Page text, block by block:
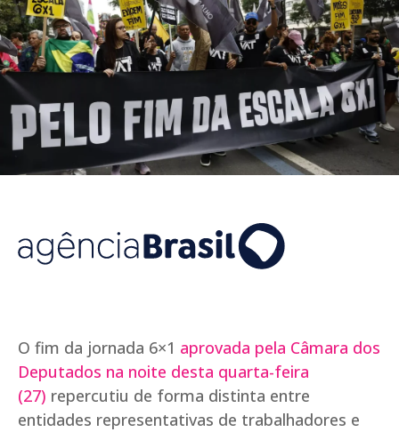
O fim da jornada 6×1 aprovada pela Câmara dos
Deputados na noite desta quarta-feira
(27) repercutiu de forma distinta entre
entidades representativas de trabalhadores e